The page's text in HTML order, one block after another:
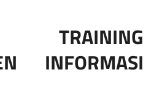
TRAINING
INFORMASI